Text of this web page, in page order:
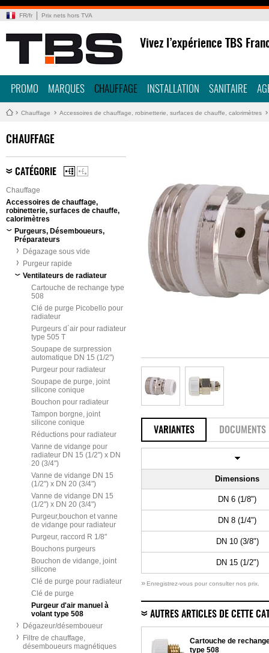
FR/fr Prix nets hors TVA
Vivez l’expérience TBS
PROMO MARQUES CHAUFFAGE INSTALLATION SANITAIRE
Chauffage Accessoires de chauffage, robinetterie, surfaces de chauffe, calorimètres
CHAUFFAGE
CATÉGORIE
Chauffage
Accessoires de chauffage,
robinetterie, surfaces de chauffe,
calorimètres
Purgeurs, Désemboueurs,
Préparateurs
Dégazage sous vide
Purgeur rapide
Ventilateurs de radiateur
Cartouche de rechange type
508
Clé de purge Picobello pour
radiateur
Purgeurs d´air pour radiateur
type 505 T
Soupape de surpression
automatique DN 15 (1/2")
Purgeur pour radiateur
Soupape de purge, joint
silicone conique
Bouchon pour radiateur
Tampon borgne, joint
silicone conique
Réductions pour radiateur
Vanne de vidange pour
radiateur DN 15 (1/2") x DN
20 (3/4")
Vanne de vidange DN 15
(1/2") x DN 20 (3/4")
Vanne de vidange DN 15
(1/2") x DN 20 (3/4")
Purgeur,bouchon et vanne
de vidange pour radiateur
Purgeur, raccord R 1/8"
Bouchons purgeurs
Bouchon de vidange, joint
silicone
Clé de purge pour radiateur
Clé de purge
Purgeur d'air manuel à
volant type 508
Dégazeur/désemboueur
Filtre de chauffage,
désemboueurs magnétiques
VARIANTES DOCUMENTS
Dimensions
DN 6 (1/8")
DN 8 (1/4")
DN 10 (3/8")
DN 15 (1/2")
» Enregistrez-vous pour consulter nos prix.
AUTRES ARTICLES DE CETTE
Cartouche de
type 508